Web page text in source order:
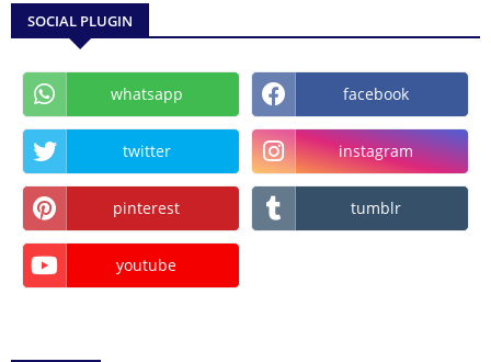
SOCIAL PLUGIN
whatsapp facebook
twitter instagram
pinterest tumblr
youtube